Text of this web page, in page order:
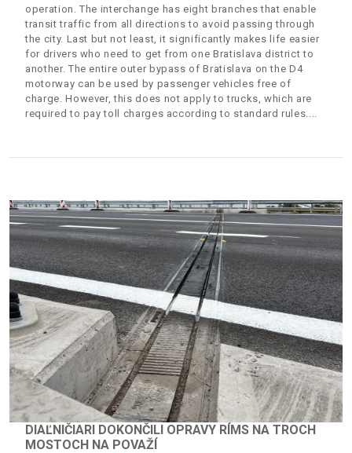
operation. The interchange has eight branches that enable
transit traffic from all directions to avoid passing through
the city. Last but not least, it significantly makes life easier
for drivers who need to get from one Bratislava district to
another. The entire outer bypass of Bratislava on the D4
motorway can be used by passenger vehicles free of
charge. However, this does not apply to trucks, which are
required to pay toll charges according to standard rules.
DIAĽNIČIARI DOKONČILI OPRAVY RÍMS NA TROCH
MOSTOCH NA POVAŽÍ